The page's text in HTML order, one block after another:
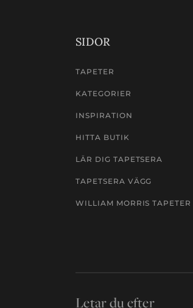
SIDOR
TAPETER
KATEGORIER
INSPIRATION
HITTA BUTIK
LÄR DIG TAPETSERA
TAPETSERA VÄGG
WILLIAM MORRIS TAPETER
Letar du efter